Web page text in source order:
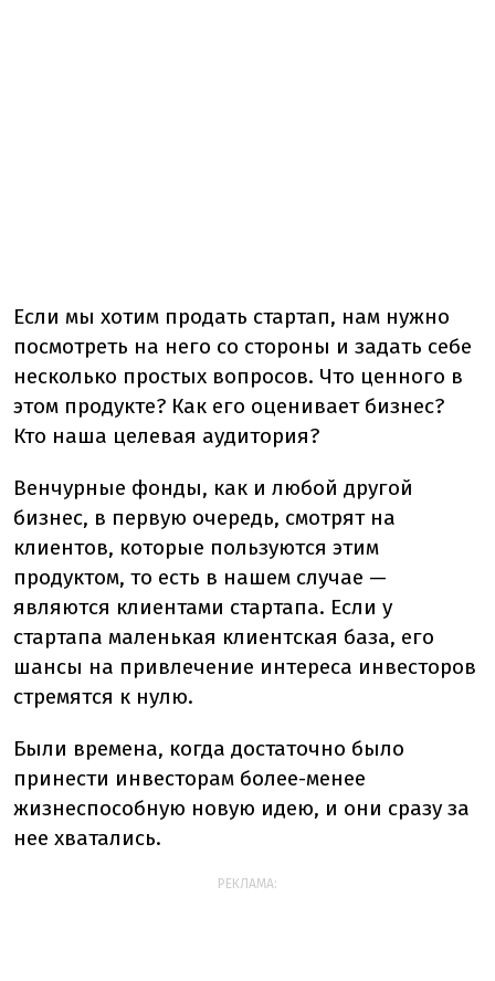
Если мы хотим продать стартап, нам нужно
посмотреть на него со стороны и задать себе
несколько простых вопросов. Что ценного в
этом продукте? Как его оценивает бизнес?
Кто наша целевая аудитория?
Венчурные фонды, как и любой другой
бизнес, в первую очередь, смотрят на
клиентов, которые пользуются этим
продуктом, то есть в нашем случае —
являются клиентами стартапа. Если у
стартапа маленькая клиентская база, его
шансы на привлечение интереса инвесторов
стремятся к нулю.
Были времена, когда достаточно было
принести инвесторам более-менее
жизнеспособную новую идею, и они сразу за
нее хватались.
РЕКЛАМА: